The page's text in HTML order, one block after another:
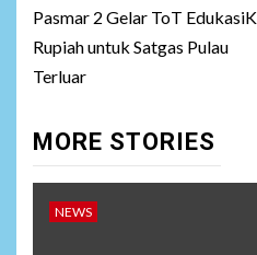
Pasmar 2 Gelar ToT Edukasi
Rupiah untuk Satgas Pulau
Terluar
MORE STORIES
NEWS